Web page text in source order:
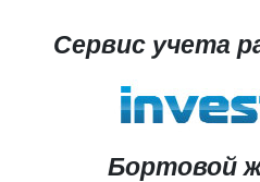
Сервис учета
Бортовой